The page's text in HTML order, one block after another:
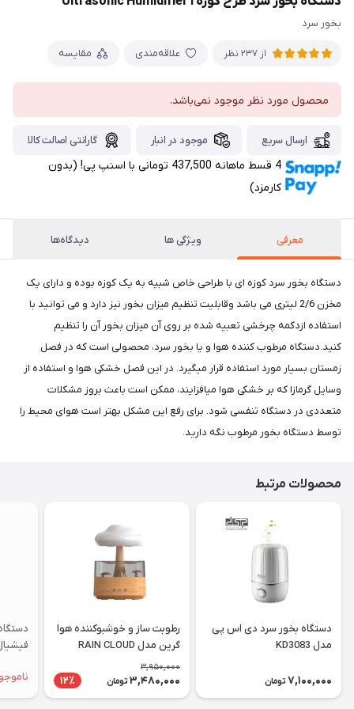
بخور سرد
از 237 نظر علاقه‌مندی مقایسه
محصول مورد نظر موجود نمی‌باشد.
ارسال سریع موجود در انبار گارانتی اصالت کالا
4 قسط ماهانه 437,500 تومانی با اسنپ ‌پی! (بدون
کارمزد)
معرفی ویژگی ها دیدگاه‌ها
دستگاه بخور سرد کوزه ای با طراحی خاص شبیه به یک کوزه بوده و دارای یک
مخزن 2/6 لیتری می باشد وقابلیت تنظیم میزان بخور نیز دارد و می توانید با
استفاده ازدکمه چرخشی تعبیه شده بر روی آن میزان بخور آن را تنظیم
کنید.دستگاه مرطوب کننده هوا و یا بخور سرد، محصولی است که در فصل
زمستان بسیار مورد استفاده قرار می‎گیرد. در این فصل خشکی هوا و استفاده از
وسایل گرمازا که بر خشکی هوا می‎افزایند، ممکن است باعث بروز مشکلات
متعددی در دستگاه تنفسی شود. برای رفع این مشکل بهتر است هوای محیط را
توسط دستگاه بخور مرطوب نگه دارید.
محصولات مرتبط
دستگاه بخور سرد دی اس پی
مدل KD3083
7,100,000 تومان
رطوبت ساز و خوشبوکننده هوا
گرین مدل RAIN CLOUD
3,950,000
3,480,000 تومان 12٪